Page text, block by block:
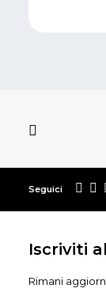
Seguici
Iscriviti
Rimani